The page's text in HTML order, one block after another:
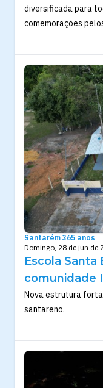
diversificada para
comemorações
Santarém 365 anos
Domingo, 28 de jun de
Escola Santa
comunidade
Nova estrutura
santareno.